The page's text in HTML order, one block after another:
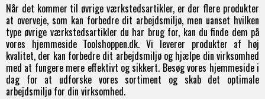
Når det kommer til øvrige værkstedsartikler, er der flere produkter
at overveje, som kan forbedre dit arbejdsmiljø, men uanset hvilken
type øvrige værkstedsartikler du har brug for, kan du finde dem på
vores hjemmeside Toolshoppen.dk. Vi leverer produkter af høj
kvalitet, der kan forbedre dit arbejdsmiljø og hjælpe din virksomhed
med at fungere mere effektivt og sikkert. Besøg vores hjemmeside i
dag for at udforske vores sortiment og skab det optimale
arbejdsmiljø for din virksomhed.